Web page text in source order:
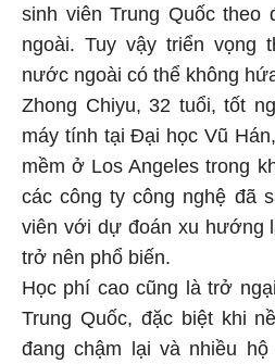
sinh viên Trung Quốc
ngoài. Tuy vậy triển vọng
nước ngoài có thể không
Zhong Chiyu, 32 tuổi, tốt
máy tính tại Đại học Vũ
mềm ở Los Angeles trong
các công ty công nghệ đã
viên với dự đoán xu hướng
trở nên phổ biến.
Học phí cao cũng là trở
Trung Quốc, đặc biệt khi
đang chậm lại và nhiều